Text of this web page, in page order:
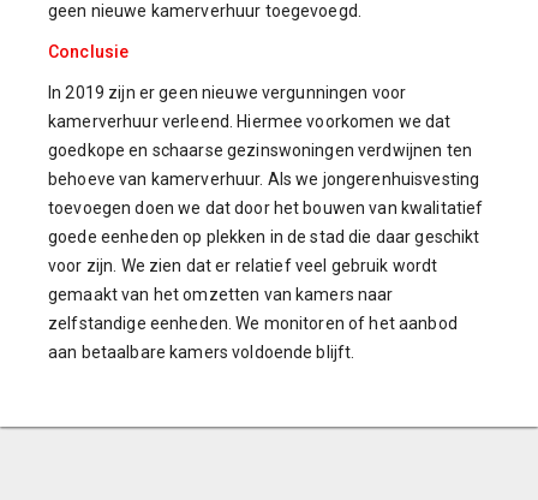
geen nieuwe kamerverhuur toegevoegd.
Conclusie
In 2019 zijn er geen nieuwe vergunningen voor
kamerverhuur verleend. Hiermee voorkomen we dat
goedkope en schaarse gezinswoningen verdwijnen ten
behoeve van kamerverhuur. Als we jongerenhuisvesting
toevoegen doen we dat door het bouwen van kwalitatief
goede eenheden op plekken in de stad die daar geschikt
voor zijn. We zien dat er relatief veel gebruik wordt
gemaakt van het omzetten van kamers naar
zelfstandige eenheden. We monitoren of het aanbod
aan betaalbare kamers voldoende blijft.